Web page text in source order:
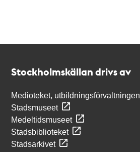
Stockholmskällan drivs av
Medioteket, utbildningsförvaltningen
Stadsmuseet
Medeltidsmuseet
Stadsbiblioteket
Stadsarkivet